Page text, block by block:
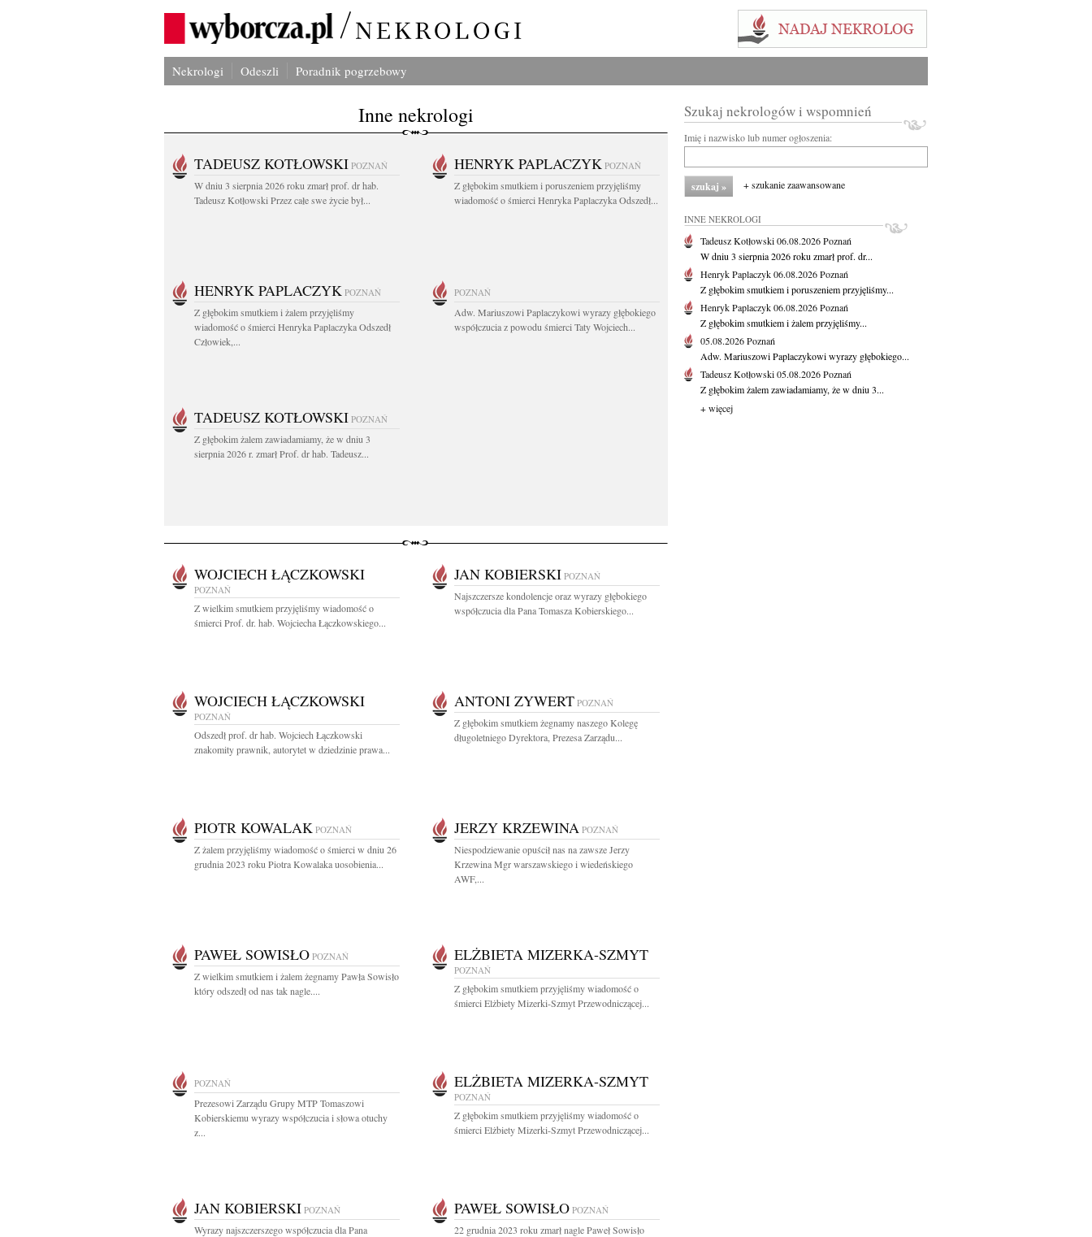
Nekrologi Odeszli Poradnik pogrzebowy
Inne nekrologi
TADEUSZ KOTŁOWSKI POZNAŃ
W dniu 3 sierpnia 2026 roku zmarł prof. dr hab.
Tadeusz Kotłowski Przez całe swe życie był...
HENRYK PAPLACZYK POZNAŃ
Z głębokim smutkiem i poruszeniem przyjęliśmy
wiadomość o śmierci Henryka Paplaczyka Odszedł...
HENRYK PAPLACZYK POZNAŃ
Z głębokim smutkiem i żalem przyjęliśmy
wiadomość o śmierci Henryka Paplaczyka Odszedł
Człowiek,...
POZNAŃ
Adw. Mariuszowi Paplaczykowi wyrazy głębokiego
współczucia z powodu śmierci Taty Wojciech...
TADEUSZ KOTŁOWSKI POZNAŃ
Z głębokim żalem zawiadamiamy, że w dniu 3
sierpnia 2026 r. zmarł Prof. dr hab. Tadeusz...
WOJCIECH ŁĄCZKOWSKI
POZNAŃ
Z wielkim smutkiem przyjęliśmy wiadomość o
śmierci Prof. dr. hab. Wojciecha Łączkowskiego...
JAN KOBIERSKI POZNAŃ
Najszczersze kondolencje oraz wyrazy głębokiego
współczucia dla Pana Tomasza Kobierskiego...
WOJCIECH ŁĄCZKOWSKI
POZNAŃ
Odszedł prof. dr hab. Wojciech Łączkowski
znakomity prawnik, autorytet w dziedzinie prawa...
ANTONI ZYWERT POZNAŃ
Z głębokim smutkiem żegnamy naszego Kolegę
długoletniego Dyrektora, Prezesa Zarządu...
PIOTR KOWALAK POZNAŃ
Z żalem przyjęliśmy wiadomość o śmierci w dniu 26
grudnia 2023 roku Piotra Kowalaka uosobienia...
JERZY KRZEWINA POZNAŃ
Niespodziewanie opuścił nas na zawsze Jerzy
Krzewina Mgr warszawskiego i wiedeńskiego
AWF,...
PAWEŁ SOWISŁO POZNAŃ
Z wielkim smutkiem i żalem żegnamy Pawła Sowisło
który odszedł od nas tak nagle....
ELŻBIETA MIZERKA-SZMYT
POZNAŃ
Z głębokim smutkiem przyjęliśmy wiadomość o
śmierci Elżbiety Mizerki-Szmyt Przewodniczącej...
POZNAŃ
Prezesowi Zarządu Grupy MTP Tomaszowi
Kobierskiemu wyrazy współczucia i słowa otuchy
z...
ELŻBIETA MIZERKA-SZMYT
POZNAŃ
Z głębokim smutkiem przyjęliśmy wiadomość o
śmierci Elżbiety Mizerki-Szmyt Przewodniczącej...
JAN KOBIERSKI POZNAŃ
Wyrazy najszczerszego współczucia dla Pana
PAWEŁ SOWISŁO POZNAŃ
22 grudnia 2023 roku zmarł nagle Paweł Sowisło
Szukaj nekrologów i wspomnień
Imię i nazwisko lub numer ogłoszenia:
+ szukanie zaawansowane
INNE NEKROLOGI
Tadeusz Kotłowski06.08.2026Poznań
W dniu 3 sierpnia 2026 roku zmarł prof. dr...
Henryk Paplaczyk06.08.2026Poznań
Z głębokim smutkiem i poruszeniem przyjęliśmy...
Henryk Paplaczyk06.08.2026Poznań
Z głębokim smutkiem i żalem przyjęliśmy...
05.08.2026Poznań
Adw. Mariuszowi Paplaczykowi wyrazy głębokiego...
Tadeusz Kotłowski05.08.2026Poznań
Z głębokim żalem zawiadamiamy, że w dniu 3...
+ więcej